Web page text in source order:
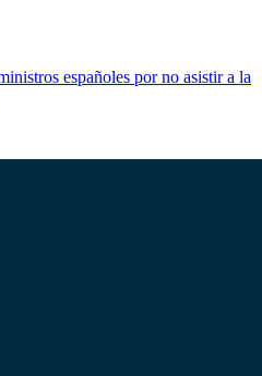
españoles por no asistir a la